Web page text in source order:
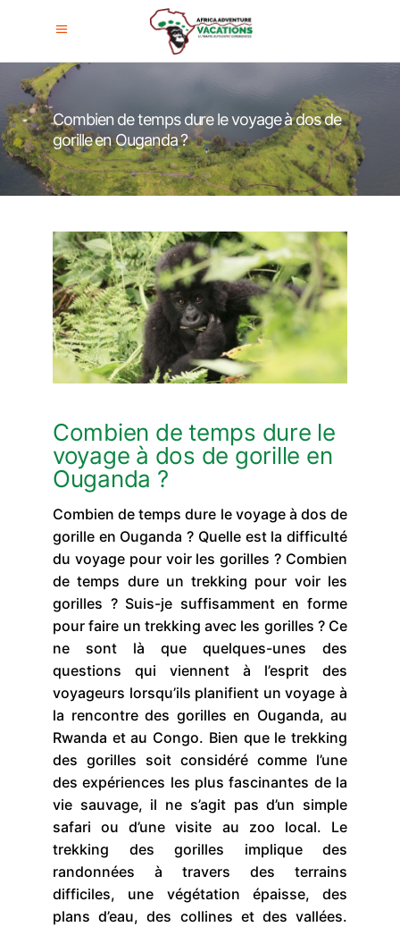
Combien de temps dure le voyage à dos de
gorille en Ouganda ?
Combien de temps dure le
voyage à dos de gorille en
Ouganda ?
Combien de temps dure le voyage à dos de
gorille en Ouganda ? Quelle est la difficulté
du voyage pour voir les gorilles ? Combien
de temps dure un trekking pour voir les
gorilles ? Suis-je suffisamment en forme
pour faire un trekking avec les gorilles ? Ce
ne sont là que quelques-unes des
questions qui viennent à l’esprit des
voyageurs lorsqu’ils planifient un voyage à
la rencontre des gorilles en Ouganda, au
Rwanda et au Congo. Bien que le trekking
des gorilles soit considéré comme l’une
des expériences les plus fascinantes de la
vie sauvage, il ne s’agit pas d’un simple
safari ou d’une visite au zoo local. Le
trekking des gorilles implique des
randonnées à travers des terrains
difficiles, une végétation épaisse, des
plans d’eau, des collines et des vallées.